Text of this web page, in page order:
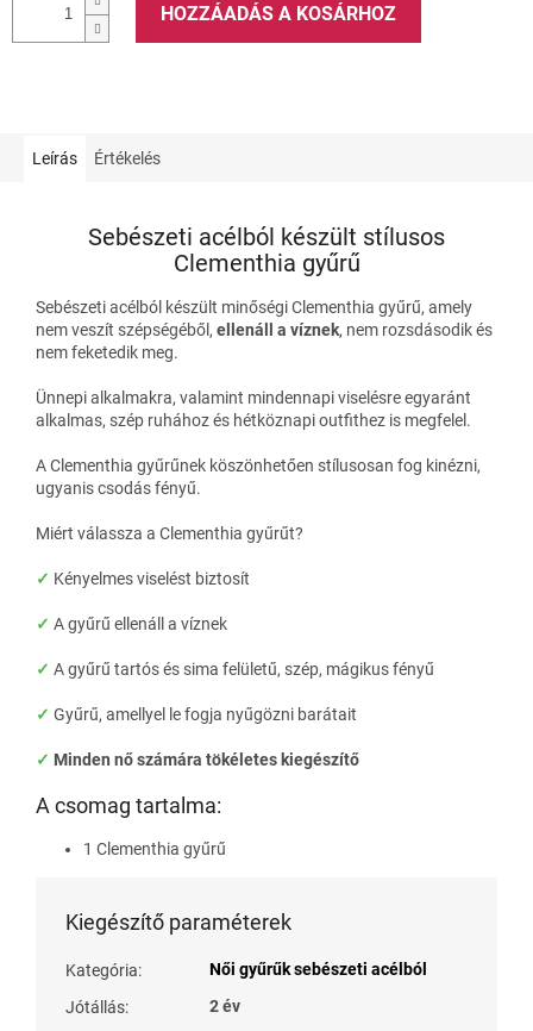
HOZZÁADÁS A KOSÁRHOZ
Leírás Értékelés
Sebészeti acélból készült stílusos
Clementhia gyűrű
Sebészeti acélból készült minőségi Clementhia gyűrű, amely
nem veszít szépségéből, ellenáll a víznek, nem rozsdásodik és
nem feketedik meg.
Ünnepi alkalmakra, valamint mindennapi viselésre egyaránt
alkalmas, szép ruhához és hétköznapi outfithez is megfelel.
A Clementhia gyűrűnek köszönhetően stílusosan fog kinézni,
ugyanis csodás fényű.
Miért válassza a Clementhia gyűrűt?
✓ Kényelmes viselést biztosít
✓ A gyűrű ellenáll a víznek
✓ A gyűrű tartós és sima felületű, szép, mágikus fényű
✓ Gyűrű, amellyel le fogja nyűgözni barátait
✓ Minden nő számára tökéletes kiegészítő
A csomag tartalma:
1 Clementhia gyűrű
Kiegészítő paraméterek
Kategória:
Női gyűrűk sebészeti acélból
Jótállás:
2 év